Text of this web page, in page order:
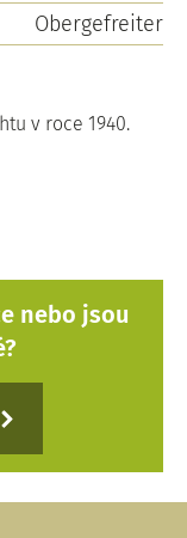
Obergefreiter
v roce 1940.
nebo jsou